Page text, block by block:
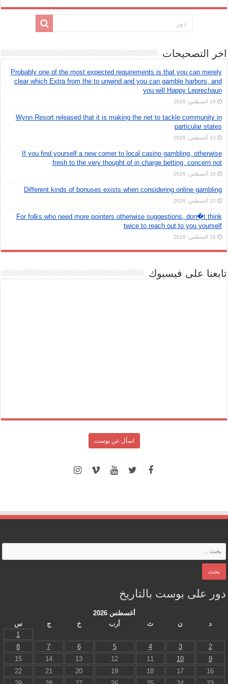
اخر التصحيحات
Probably one of the most expected requirements is that you can merely
clear which Extra from the to unwind and you can gamble harbors, and
you will Happy Leprechaun
10 أغسطس، 2026
Wynn Resort released that it is making the net to tackle community in
particular states
10 أغسطس، 2026
If you find yourself a new comer to local casino gambling, otherwise
fresh to the very thought of in charge betting, concern not
10 أغسطس، 2026
Different kinds of bonuses exists when considering online gambling
10 أغسطس، 2026
For folks who need more pointers otherwise suggestions, don�t think
twice to reach out to you yourself
10 أغسطس، 2026
تابعنا على فيسبوك
اسأل عن بوست
دور على بوست بالتاريخ
أغسطس 2026
د
ن ث أرب خ ج
س
1
2
3
4
5
6
7
8
9
10
11
12
13
14
15
16
17
18
19
20
21
22